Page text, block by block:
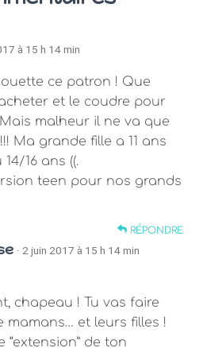
à 15 h 14 min
ce patron ! Que
et le coudre pour
malheur il ne va que
Ma grande fille a 11 ans
16 ans ((.
teen pour nos grands
RÉPONDRE
· 2 juin 2017 à 15 h 14 min
chapeau ! Tu vas faire
mamans… et leurs filles !
“extension” de ton